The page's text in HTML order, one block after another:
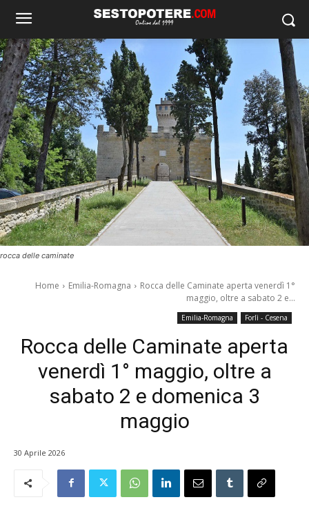
rocca delle caminate
Home Emilia-Romagna
Rocca delle Caminate aperta venerdì 1°
maggio, oltre a sabato 2 e...
Emilia-Romagna Forlì - Cesena
Rocca delle Caminate aperta
venerdì 1° maggio, oltre a
sabato 2 e domenica 3
maggio
30 Aprile 2026